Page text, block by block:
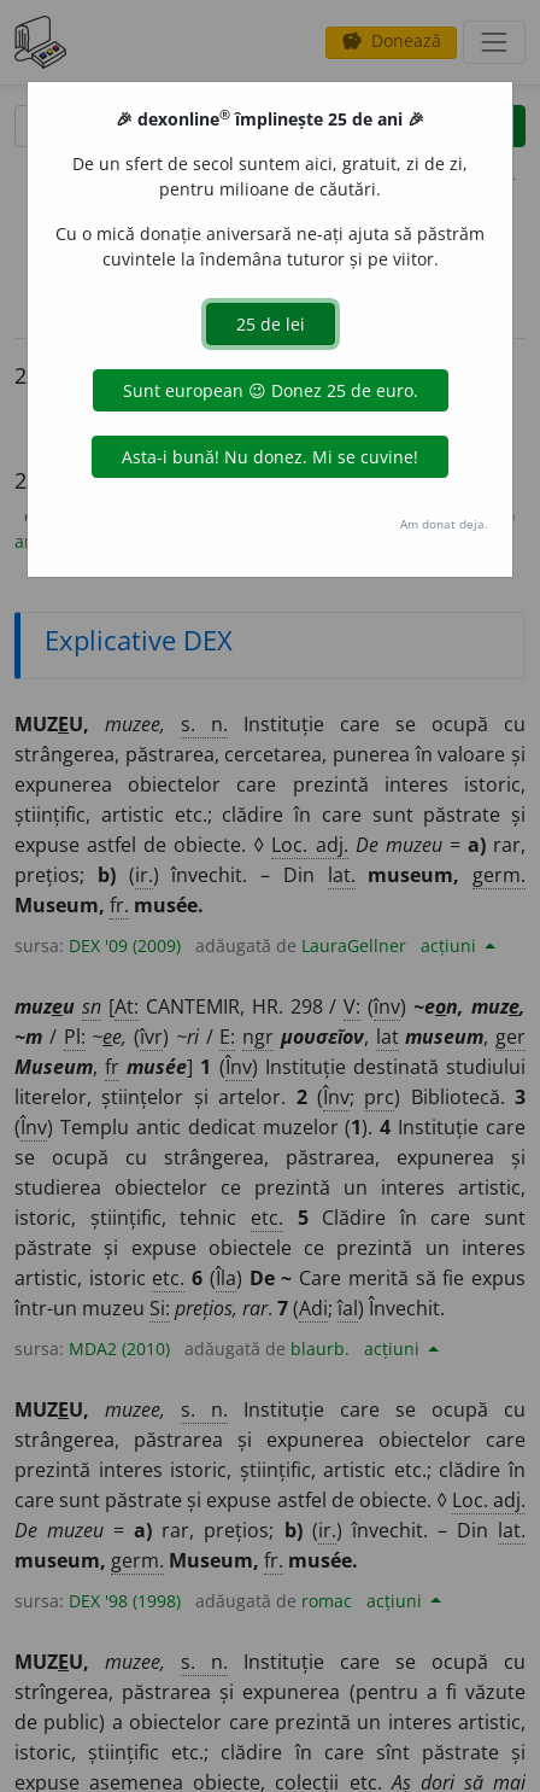
savings Donează
clear
opțiuni
sinteza definițiilor (2) definiții (29)
declinări
pronunție (50)
2 intrări
muzeu
casă-muzeu
29 de definiții
explicative DEX enciclopedice
(1)
argou
Explicative DEX
MUZEU, muzee, s. n. Instituție care se ocupă cu
strângerea, păstrarea, cercetarea, punerea în valoare și
expunerea obiectelor care prezintă interes istoric,
științific, artistic etc.; clădire în care sunt păstrate și
expuse astfel de obiecte. ◊ Loc. adj. De muzeu= a)rar,
prețios; b)(ir.) învechit. – Din lat. museum, germ.
Museum, fr. musée.
sursa: DEX '09 (2009) adăugată de LauraGellner acțiuni
muzeu sn[At: CANTEMIR, HR. 298 /V: (înv) ~eon, muze,
~m / Pl: ~ee, (îvr) ~ri/ E: ngr μουσεῖον, lat museum, ger
Museum,fr musée] 1 (Înv) Instituție destinată studiului
literelor, științelor și artelor. 2(Înv; prc) Bibliotecă. 3
(Înv) Templu antic dedicat muzelor (1).4 Instituție care
se ocupă cu strângerea, păstrarea, expunerea și
studierea obiectelor ce prezintă un interes artistic,
istoric, științific, tehnic etc. 5Clădire în care sunt
păstrate și expuse obiectele ce prezintă un interes
artistic, istoric etc. 6 (Îla) De ~ Care merită să fie expus
într-un muzeu Si: prețios, rar. 7(Adi;îal) Învechit.
sursa: MDA2 (2010) adăugată de blaurb. acțiuni
MUZEU, muzee, s. n. Instituție care se ocupă cu
strângerea, păstrarea și expunerea obiectelor care
prezintă interes istoric, științific, artistic etc.; clădire în
care sunt păstrate și expuse astfel de obiecte. ◊ Loc. adj.
De muzeu =a) rar, prețios; b)(ir.) învechit. – Din lat.
museum, germ. Museum, fr. musée.
sursa: DEX '98 (1998) adăugată de romac acțiuni
MUZEU, muzee, s. n. Instituție care se ocupă cu
strîngerea, păstrarea și expunerea (pentru a fi văzute
de public) a obiectelor care prezintă un interes artistic,
istoric, științific etc.; clădire în care sînt păstrate și
expuse asemenea obiecte, colecții etc.Aș dori să mai
🎉 dexonline® împlinește 25 de ani 🎉
De un sfert de secol suntem aici, gratuit, zi de zi,
pentru milioane de căutări.
Cu o mică donație aniversară ne-ați ajuta să păstrăm
cuvintele la îndemâna tuturor și pe viitor.
Am donat deja.